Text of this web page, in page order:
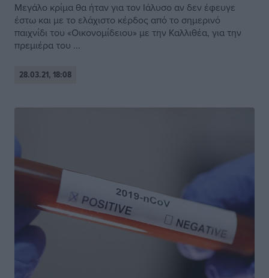
Μεγάλο κρίμα θα ήταν για τον Ιάλυσο αν δεν έφευγε
έστω και με το ελάχιστο κέρδος από το σημερινό
παιχνίδι του «Οικονομίδειου» με την Καλλιθέα, για την
πρεμιέρα του ...
28.03.21, 18:08